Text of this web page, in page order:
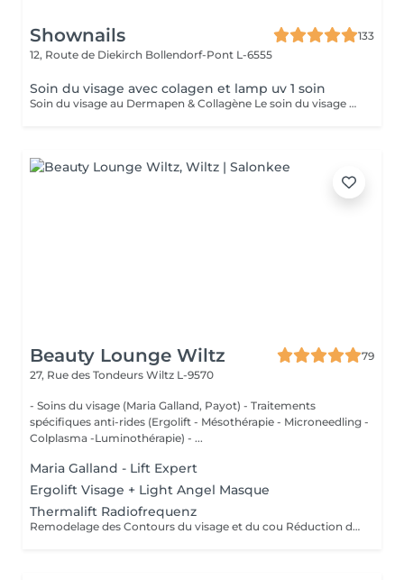
Shownails
133
12, Route de Diekirch Bollendorf-Pont L-6555
Soin du visage avec colagen et lamp uv 1 soin
Soin du visage au Dermapen & Collagène Le soin du visage au Dermapen associé au collagène est un traitement innovant qui stimule le renouvellement cellulaire ainsi que la production naturelle de collagène et d'élastine. Grâce au micro-aiguillage, les principes actifs pénètrent plus efficacement dans la peau, pour des résultats visibles et durables. Les bienfaits du traitement : Réduit les rides et les ridules. Améliore la fermeté et l'élasticité de la peau. Atténue les cicatrices d'acné et les imperfections. Resserre les pores dilatés. Unifie le teint et redonne de l'éclat. Hydrate intensément grâce au collagène. Laisse la peau plus lisse, plus souple et visiblement rajeunie. En fin de soin, une séance de luminothérapie par lumière UV est réalisée afin de compléter le traitement et d'optimiser les résultats.
Beauty Lounge Wiltz
79
27, Rue des Tondeurs Wiltz L-9570
- Soins du visage (Maria Galland, Payot) - Traitements
spécifiques anti-rides (Ergolift - Mésothérapie - Microneedling -
Colplasma -Luminothérapie) - ...
Maria Galland - Lift Expert
Ergolift Visage + Light Angel Masque
Thermalift Radiofrequenz
Remodelage des Contours du visage et du cou Réduction des rides Raffermissement de la peau Diminution du double menton